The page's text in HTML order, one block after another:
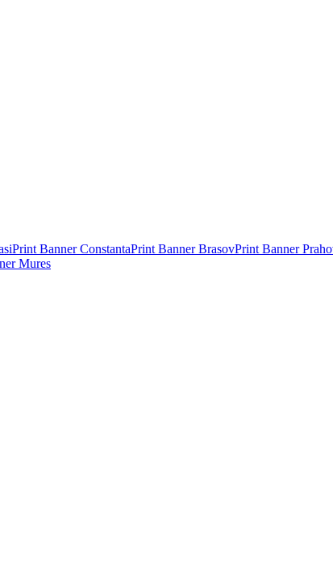
Print BannerConstantaPrint BannerBrasovPrint Banner
Mures